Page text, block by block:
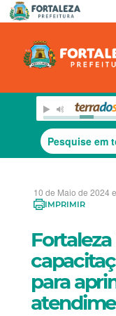
10 de Maio de 2024
IMPRIMIR
para